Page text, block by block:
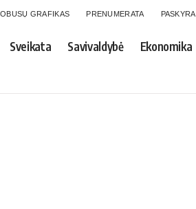
GRAFIKAS PRENUMERATA PASKYRA
Sveikata Savivaldybė Ekonomika